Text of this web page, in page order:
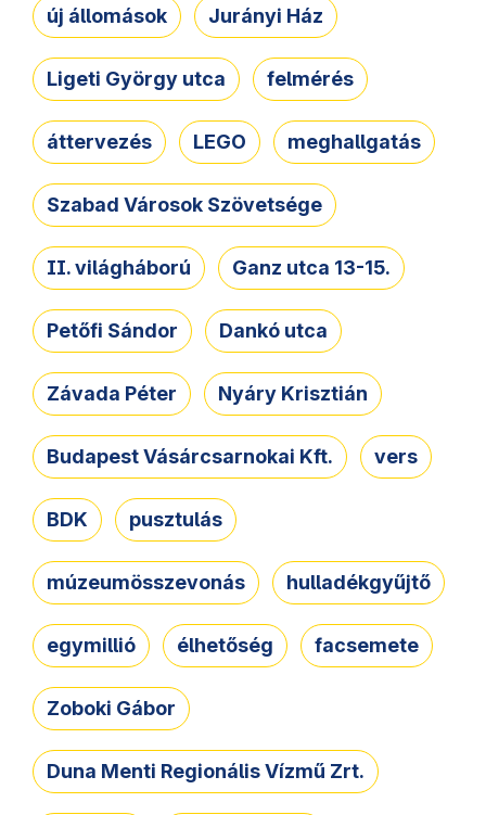
új állomások Jurányi Ház
Ligeti György utca felmérés
áttervezés LEGO meghallgatás
Szabad Városok Szövetsége
II. világháború Ganz utca 13-15.
Petőfi Sándor Dankó utca
Závada Péter Nyáry Krisztián
Budapest Vásárcsarnokai Kft. vers
BDK pusztulás
múzeumösszevonás hulladékgyűjtő
egymillió élhetőség facsemete
Zoboki Gábor
Duna Menti Regionális Vízmű Zrt.